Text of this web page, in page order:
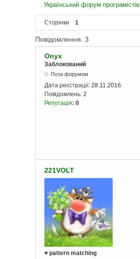
Український форум програмістів
Сторінки 1
Повідомлення: 3
Onyx
Заблокований
Поза форумом
Дата реєстрації: 28.11.2016
Повідомлень: 2
Репутація: 0
221VOLT
♥ pattern matching